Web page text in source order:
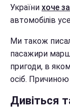
України хоче
автомобілів
Ми також
пасажири
пригоди, в
осіб.
Дивіться